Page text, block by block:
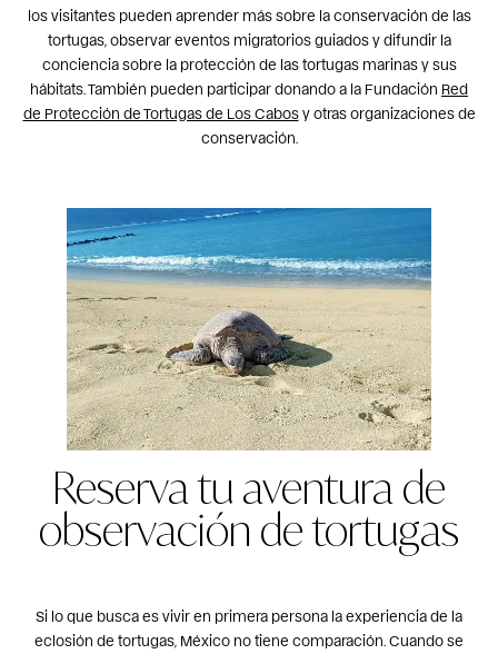
los visitantes pueden aprender más sobre la conservación de las
tortugas, observar eventos migratorios guiados y difundir la
conciencia sobre la protección de las tortugas marinas y sus
hábitats. También pueden participar donando a la Fundación Red
de Protección de Tortugas de Los Cabosy otras organizaciones de
conservación.
Reserva tu aventura de
observación de tortugas
Si lo que busca es vivir en primera persona la experiencia de la
eclosión de tortugas, México no tiene comparación. Cuando se